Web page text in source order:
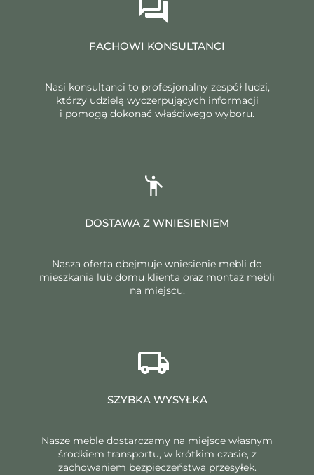
FACHOWI KONSULTANCI
Nasi konsultanci to profesjonalny zespół ludzi,
którzy udzielą wyczerpujących informacji
i pomogą dokonać właściwego wyboru.
DOSTAWA Z WNIESIENIEM
Nasza oferta obejmuje wniesienie mebli do
mieszkania lub domu klienta oraz montaż mebli
na miejscu.
SZYBKA WYSYŁKA
Nasze meble dostarczamy na miejsce własnym
środkiem transportu, w krótkim czasie, z
zachowaniem bezpieczeństwa przesyłek.